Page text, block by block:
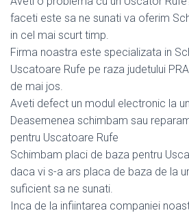
faceti este sa ne sunati va oferim
in cel mai scurt timp.
Firma noastra este specializata in
Uscatoare Rufe pe raza judetului
de mai jos.
Aveti defect un modul electronic la
Deasemenea schimbam sau
pentru Uscatoare Rufe
Schimbam placi de baza pentru
daca vi s-a ars placa de baza de la
suficient sa ne sunati.
Inca de la infiintarea companiei